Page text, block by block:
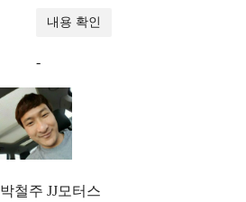
내용 확인
-
박철주 JJ모터스